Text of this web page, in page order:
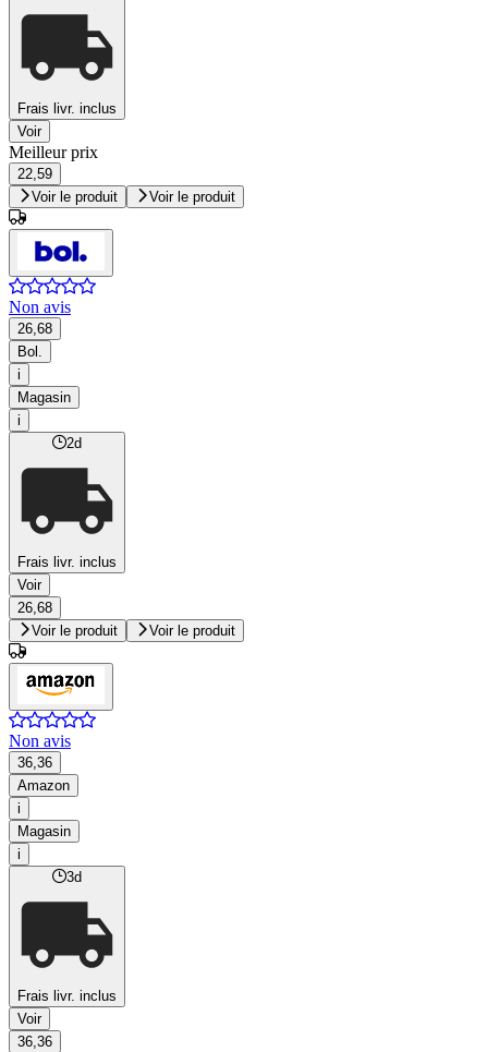
Frais livr. inclus
Voir
Meilleur prix
22,59
Voir le produit
Voir le produit
Non avis
26,68
Bol.
i
Magasin
i
2d
Frais livr. inclus
Voir
26,68
Voir le produit
Voir le produit
Non avis
36,36
Amazon
i
Magasin
i
3d
Frais livr. inclus
Voir
36,36